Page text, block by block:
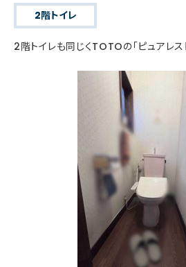
2階トイレ
2階トイレも同じくTOTOの「ピュアレス